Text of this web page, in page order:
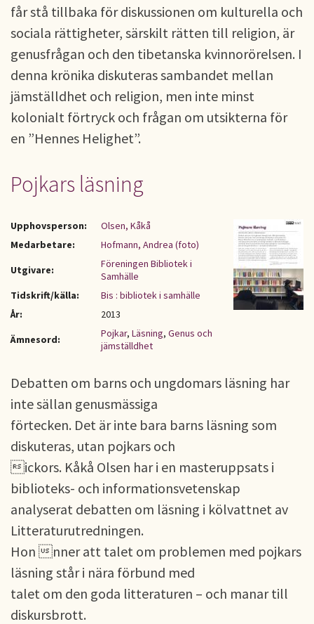
får stå tillbaka för diskussionen om kulturella och
sociala rättigheter, särskilt rätten till religion, är
genusfrågan och den tibetanska kvinnorörelsen. I
denna krönika diskuteras sambandet mellan
jämställdhet och religion, men inte minst
kolonialt förtryck och frågan om utsikterna för
en ”Hennes Helighet”.
Pojkars läsning
Upphovsperson:
Olsen, Kåkå
Medarbetare:
Hofmann, Andrea (foto)
Utgivare:
Föreningen Bibliotek i
Samhälle
Tidskrift/källa:
Bis : bibliotek i samhälle
År:
2013
Ämnesord:
Pojkar, Läsning, Genus och
jämställdhet
Debatten om barns och ungdomars läsning har
inte sällan genusmässiga
förtecken. Det är inte bara barns läsning som
diskuteras, utan pojkars och
ickors. Kåkå Olsen har i en masteruppsats i
biblioteks- och informationsvetenskap
analyserat debatten om läsning i kölvattnet av
Litteraturutredningen.
Hon nner att talet om problemen med pojkars
läsning står i nära förbund med
talet om den goda litteraturen – och manar till
diskursbrott.